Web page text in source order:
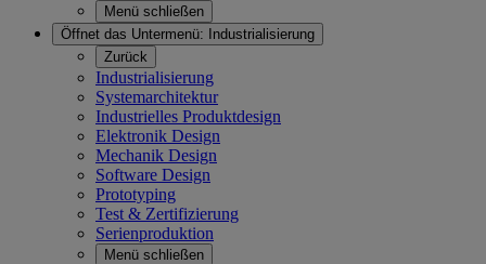
Menü schließen
Öffnet das Untermenü:
Industrialisierung
Zurück
Industrialisierung
Systemarchitektur
Industrielles Produktdesign
Elektronik Design
Mechanik Design
Software Design
Prototyping
Test & Zertifizierung
Serienproduktion
Menü schließen